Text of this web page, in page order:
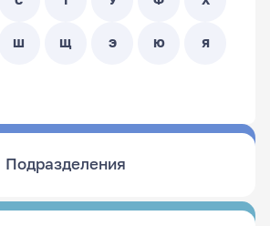
Ш Щ Э Ю Я
Подразделения